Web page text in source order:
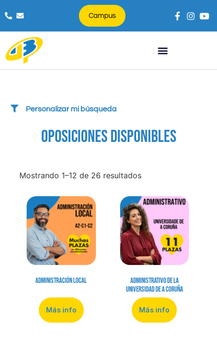
Campus
Personalizar mi búsqueda
OPOSICIONES DISPONIBLES
Mostrando 1–12 de 26 resultados
Administración local
Más info
Administrativo de la
Universidad de A Coruña
Más info